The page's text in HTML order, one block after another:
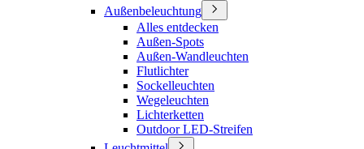
Außenbeleuchtung
Alles entdecken
Außen-Spots
Außen-Wandleuchten
Flutlichter
Sockelleuchten
Wegeleuchten
Lichterketten
Outdoor LED-Streifen